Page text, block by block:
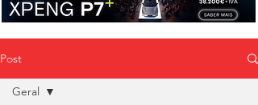
Post
Geral